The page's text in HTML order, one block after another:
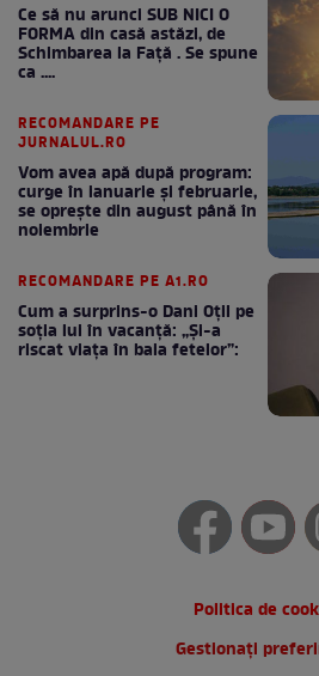
Ce să nu arunci SUB NICI O
FORMA din casă astăzi, de
Schimbarea la Față . Se spune
ca ....
RECOMANDARE PE
JURNALUL.RO
Vom avea apă după program:
curge în ianuarie și februarie,
se oprește din august până în
noiembrie
RECOMANDARE PE A1.RO
Cum a surprins-o Dani Oțil pe
soția lui în vacanță: „Și-a
riscat viața în baia fetelor”:
Politica de
Gestionați